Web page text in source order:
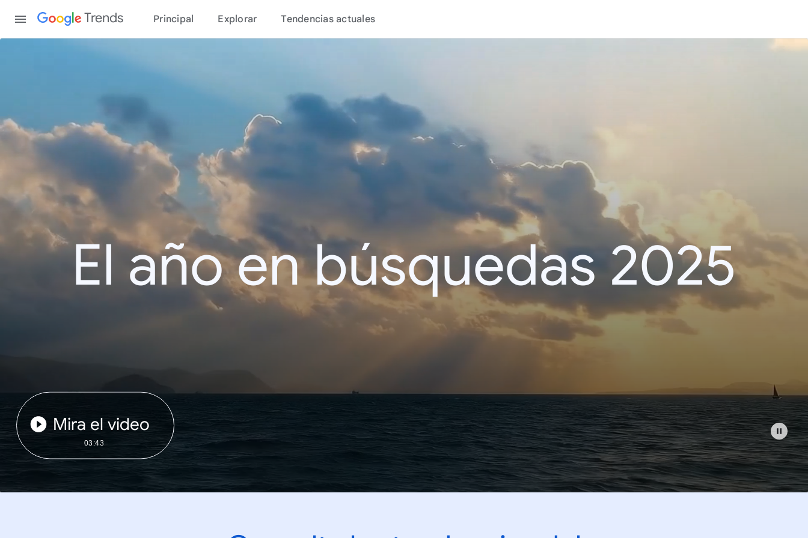
Trends Principal Explorar Tendencias actuales
El año en búsquedas 2025
Mira el video
03:43